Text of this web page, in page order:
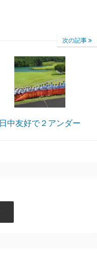
次の記事
日中友好で２アンダー